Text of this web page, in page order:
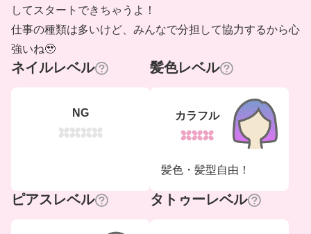
してスタートできちゃうよ！
仕事の種類は多いけど、みんなで分担して協力するから心
強いね🥹
ネイルレベル
NG
髪色レベル
カラフル
髪色・髪型自由！
ピアスレベル タトゥーレベル